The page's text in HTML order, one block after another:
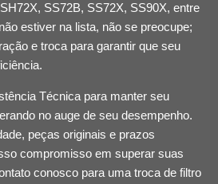
SS72B, SS72X, SS90X, entre
estiver na lista, não se preocupe;
e troca para garantir que seu
Técnica para manter seu
no auge de seu desempenho.
peças originais e prazos
compromisso em superar suas
conosco para uma troca de filtro